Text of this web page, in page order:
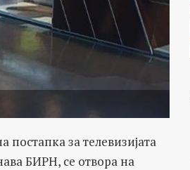
постапка за телевизијата
БИРН, се отвора на